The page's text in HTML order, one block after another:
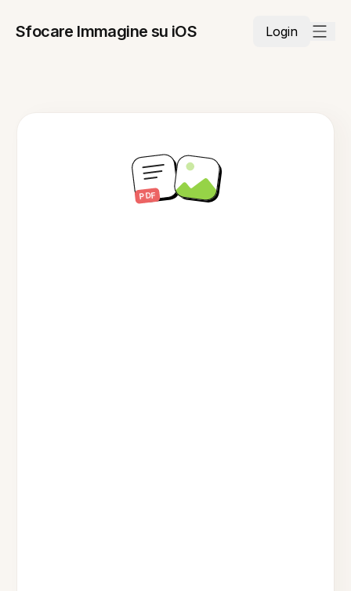
Sfocare Immagine su iOS Login